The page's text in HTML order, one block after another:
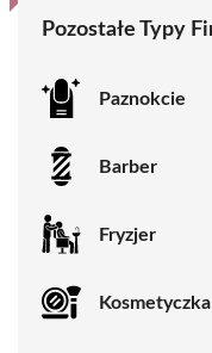
Pozostałe Typy
Paznokcie
Barber
Fryzjer
Kosmetyczka